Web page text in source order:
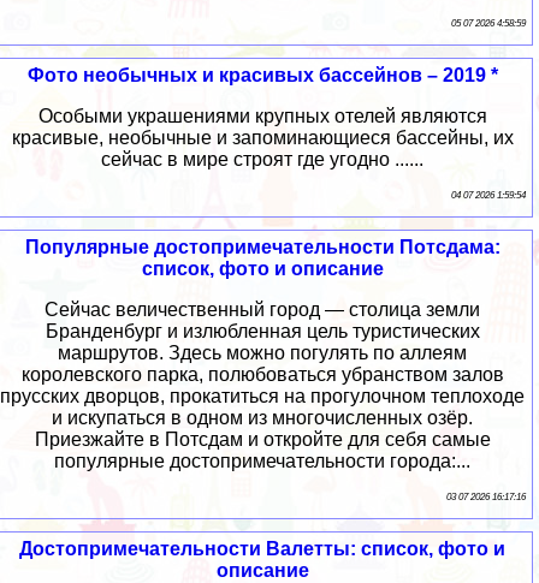
05 07 2026 4:58:59
Фото необычных и красивых бассейнов – 2019 *
Особыми украшениями крупных отелей являются
красивые, необычные и запоминающиеся бассейны, их
сейчас в мире строят где угодно ......
04 07 2026 1:59:54
Популярные достопримечательности Потсдама:
список, фото и описание
Сейчас величественный город — столица земли
Бранденбург и излюбленная цель туристических
маршрутов. Здесь можно погулять по аллеям
королевского парка, полюбоваться убранством залов
прусских дворцов, прокатиться на прогулочном теплоходе
и искупаться в одном из многочисленных озёр.
Приезжайте в Потсдам и откройте для себя самые
популярные достопримечательности города:...
03 07 2026 16:17:16
Достопримечательности Валетты: список, фото и
описание